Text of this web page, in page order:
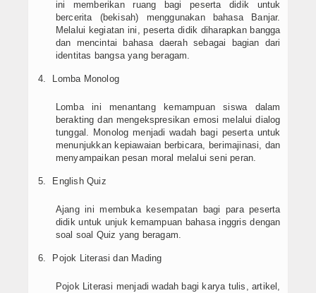
ini memberikan ruang bagi peserta didik untuk
bercerita (bekisah) menggunakan bahasa Banjar.
Melalui kegiatan ini, peserta didik diharapkan bangga
dan mencintai bahasa daerah sebagai bagian dari
identitas bangsa yang beragam.
Lomba Monolog
Lomba ini menantang kemampuan siswa dalam
berakting dan mengekspresikan emosi melalui dialog
tunggal. Monolog menjadi wadah bagi peserta untuk
menunjukkan kepiawaian berbicara, berimajinasi, dan
menyampaikan pesan moral melalui seni peran.
English Quiz
Ajang ini membuka kesempatan bagi para peserta
didik untuk unjuk kemampuan bahasa inggris dengan
soal soal Quiz yang beragam.
Pojok Literasi dan Mading
Pojok Literasi menjadi wadah bagi karya tulis, artikel,